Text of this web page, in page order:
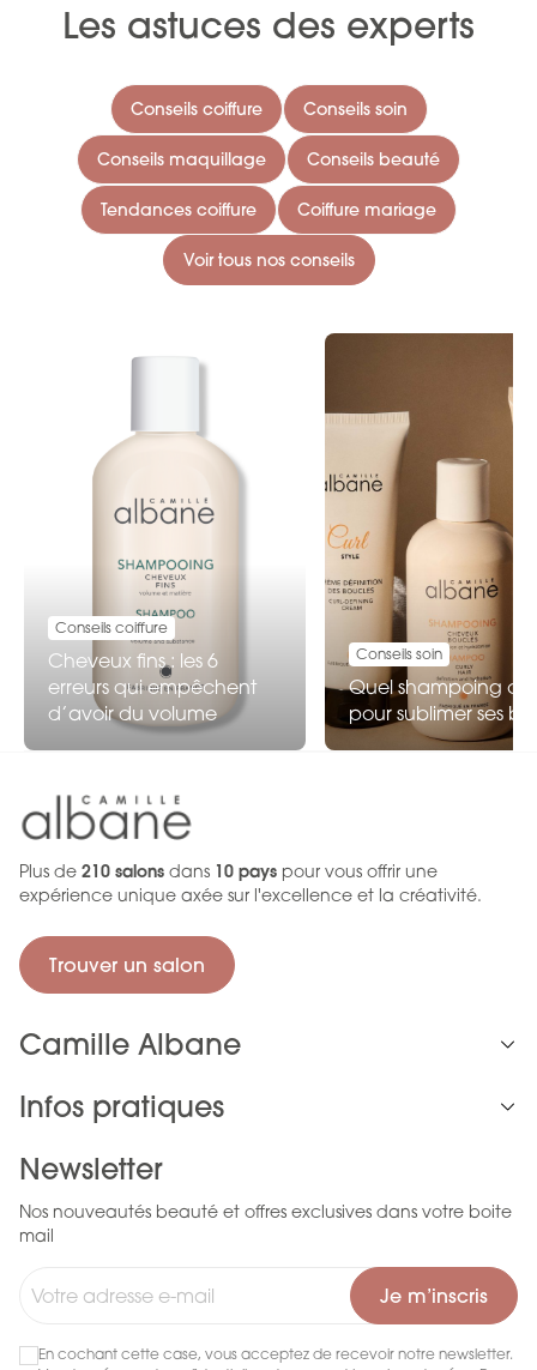
Les astuces des experts
Conseils coiffure Conseils soin
Conseils maquillage Conseils beauté
Tendances coiffure Coiffure mariage
Voir tous nos conseils
Conseils coiffure
Cheveux fins : les 6
erreurs qui empêchent
d’avoir du volume
Conseils soin
Quel shampoing
pour sublimer ses
Plus de 210 salons dans 10 pays pour vous offrir une
expérience unique axée sur l'excellence et la créativité.
Trouver un salon
Camille Albane
Infos pratiques
Newsletter
Nos nouveautés beauté et offres exclusives dans votre boite
mail
Je m’inscris
En cochant cette case, vous acceptez de recevoir notre newsletter.